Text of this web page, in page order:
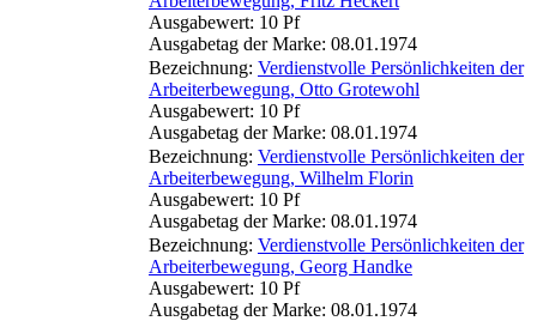
Ausgabewert: 10 Pf
Ausgabetag der Marke: 08.01.1974
Bezeichnung: Verdienstvolle Persönlichkeiten der
Arbeiterbewegung, Otto Grotewohl
Ausgabewert: 10 Pf
Ausgabetag der Marke: 08.01.1974
Bezeichnung: Verdienstvolle Persönlichkeiten der
Arbeiterbewegung, Wilhelm Florin
Ausgabewert: 10 Pf
Ausgabetag der Marke: 08.01.1974
Bezeichnung: Verdienstvolle Persönlichkeiten der
Arbeiterbewegung, Georg Handke
Ausgabewert: 10 Pf
Ausgabetag der Marke: 08.01.1974